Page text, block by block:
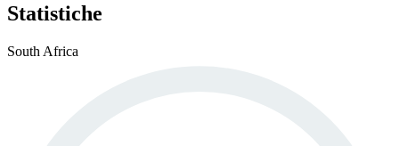
Statistiche
South Africa